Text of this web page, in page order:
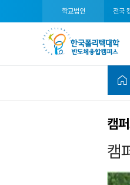
학교법인 전국
캠
캠